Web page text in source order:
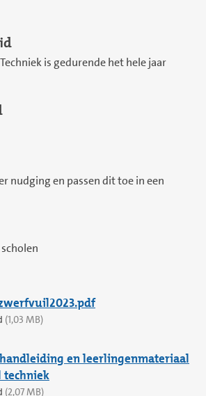
is gedurende het hele jaar
nudging en passen dit toe in een
(1,03 MB)
en leerlingenmateriaal
(2,07 MB)